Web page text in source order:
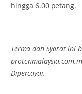
hingga 6.00 petang.
Terma dan Syarat ini
Dipercayai.